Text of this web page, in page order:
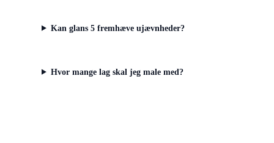
Kan glans 5 fremhæve ujævnheder?
Hvor mange lag skal jeg male med?